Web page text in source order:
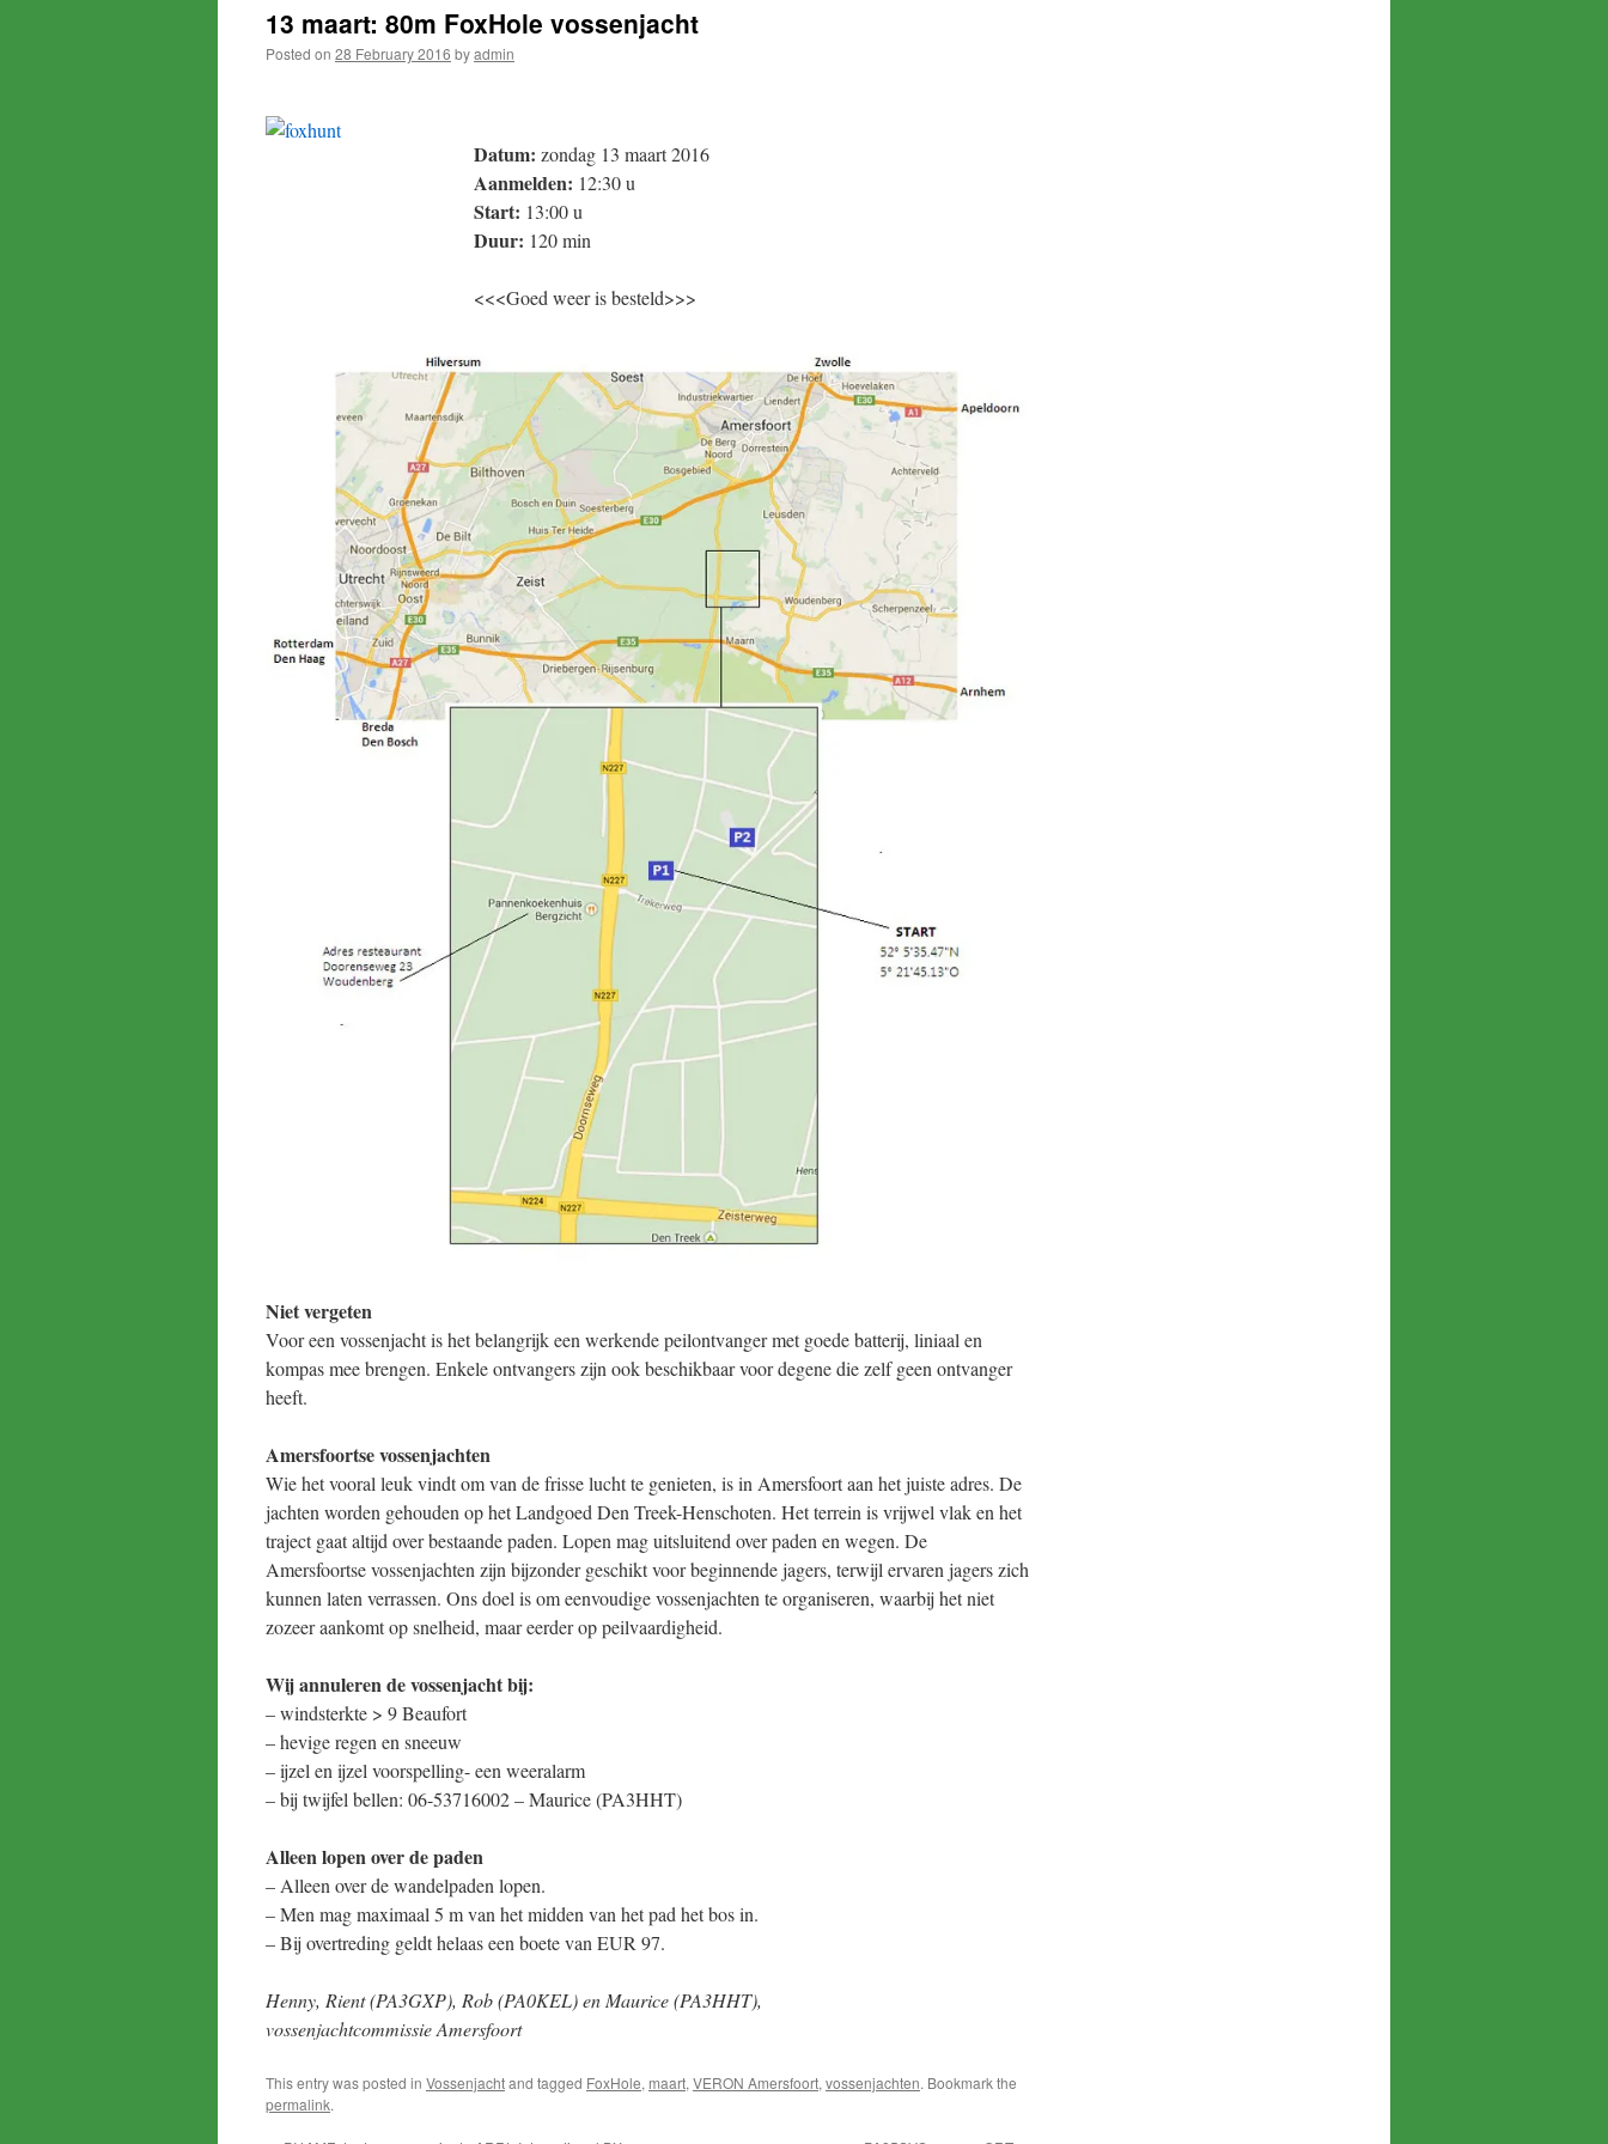
13 maart: 80m FoxHole vossenjacht
Posted on 28 February 2016 byadmin
Datum: zondag 13 maart 2016
Aanmelden: 12:30 u
Start: 13:00 u
Duur: 120 min
<<<Goed weer is besteld>>>
Niet vergeten
Voor een vossenjacht is het belangrijk een werkende peilontvanger met goede batterij, liniaal en
kompas mee brengen. Enkele ontvangers zijn ook beschikbaar voor degene die zelf geen ontvanger
heeft.
Amersfoortse vossenjachten
Wie het vooral leuk vindt om van de frisse lucht te genieten, is in Amersfoort aan het juiste adres. De
jachten worden gehouden op het Landgoed Den Treek-Henschoten. Het terrein is vrijwel vlak en het
traject gaat altijd over bestaande paden. Lopen mag uitsluitend over paden en wegen. De
Amersfoortse vossenjachten zijn bijzonder geschikt voor beginnende jagers, terwijl ervaren jagers zich
kunnen laten verrassen. Ons doel is om eenvoudige vossenjachten te organiseren, waarbij het niet
zozeer aankomt op snelheid, maar eerder op peilvaardigheid.
Wij annuleren de vossenjacht bij:
– windsterkte > 9 Beaufort
– hevige regen en sneeuw
– ijzel en ijzel voorspelling- een weeralarm
– bij twijfel bellen: 06-53716002 – Maurice (PA3HHT)
Alleen lopen over de paden
– Alleen over de wandelpaden lopen.
– Men mag maximaal 5 m van het midden van het pad het bos in.
– Bij overtreding geldt helaas een boete van EUR 97.
Henny, Rient (PA3GXP), Rob (PA0KEL) en Maurice (PA3HHT),
vossenjachtcommissie Amersfoort
This entry was posted in Vossenjachtand tagged FoxHole, maart, VERON Amersfoort, vossenjachten. Bookmark the
permalink.